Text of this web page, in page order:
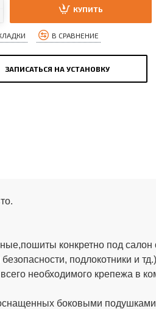
КУПИТЬ
В СРАВНЕНИЕ
ЗАПИСАТЬСЯ НА УСТАНОВКУ
конкретно под салон
подлокотники и тд.)
необходимого крепежа в
боковыми